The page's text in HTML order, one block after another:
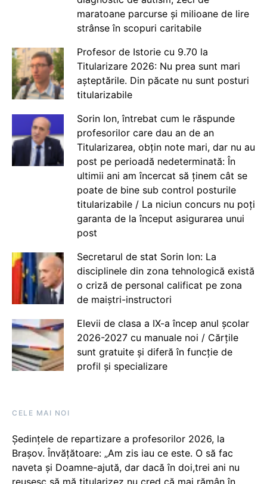
maratoane parcurse și milioane de lire
strânse în scopuri caritabile
Profesor de Istorie cu 9.70 la
Titularizare 2026: Nu prea sunt mari
așteptările. Din păcate nu sunt posturi
titularizabile
Sorin Ion, întrebat cum le răspunde
profesorilor care dau an de an
Titularizarea, obțin note mari, dar nu au
post pe perioadă nedeterminată: În
ultimii ani am încercat să ținem cât se
poate de bine sub control posturile
titularizabile / La niciun concurs nu poți
garanta de la început asigurarea unui
post
Secretarul de stat Sorin Ion: La
disciplinele din zona tehnologică există
o criză de personal calificat pe zona
de maiștri-instructori
Elevii de clasa a IX-a încep anul școlar
2026-2027 cu manuale noi / Cărțile
sunt gratuite și diferă în funcție de
profil și specializare
CELE MAI NOI
Ședințele de repartizare a profesorilor 2026, la
Brașov. Învățătoare: „Am zis iau ce este. O să fac
naveta și Doamne-ajută, dar dacă în doi,trei ani nu
reușesc să mă titularizez nu cred că mai rămân în